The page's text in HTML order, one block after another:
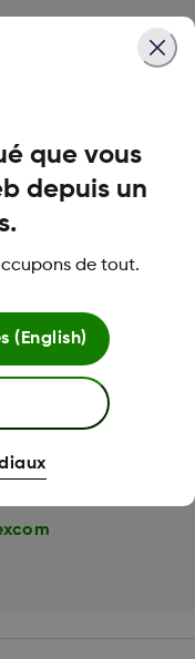
diabète
que vous
depuis un
de tout.
(English)